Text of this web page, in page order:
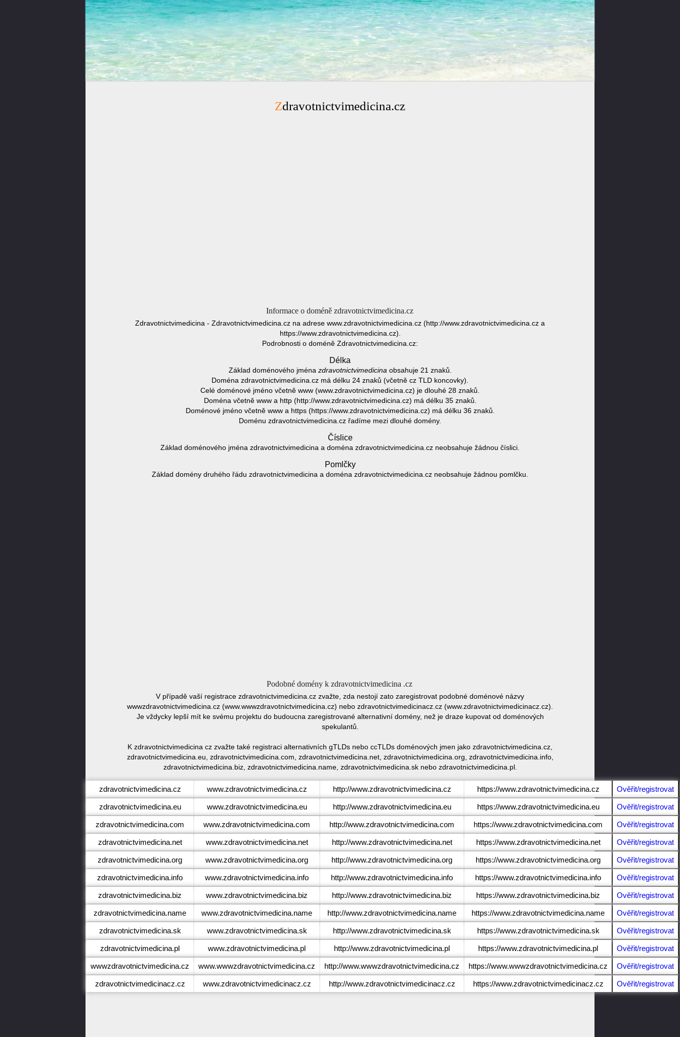
Zdravotnictvimedicina.cz
Informace o doméně zdravotnictvimedicina.cz
Zdravotnictvimedicina - Zdravotnictvimedicina.cz na adrese www.zdravotnictvimedicina.cz (http://www.zdravotnictvimedicina.cz a
https://www.zdravotnictvimedicina.cz).
Podrobnosti o doméně Zdravotnictvimedicina.cz:
Délka
Základ doménového jména zdravotnictvimedicina obsahuje 21 znaků.
Doména zdravotnictvimedicina.cz má délku 24 znaků (včetně cz TLD koncovky).
Celé doménové jméno včetně www (www.zdravotnictvimedicina.cz) je dlouhé 28 znaků.
Doména včetně www a http (http://www.zdravotnictvimedicina.cz) má délku 35 znaků.
Doménové jméno včetně www a https (https://www.zdravotnictvimedicina.cz) má délku 36 znaků.
Doménu zdravotnictvimedicina.cz řadíme mezi dlouhé domény.
Číslice
Základ doménového jména zdravotnictvimedicina a doména zdravotnictvimedicina.cz neobsahuje žádnou číslici.
Pomlčky
Základ domény druhého řádu zdravotnictvimedicina a doména zdravotnictvimedicina.cz neobsahuje žádnou pomlčku.
Podobné domény k zdravotnictvimedicina .cz
V případě vaší registrace zdravotnictvimedicina.cz zvažte, zda nestojí zato zaregistrovat podobné doménové názvy
wwwzdravotnictvimedicina.cz (www.wwwzdravotnictvimedicina.cz) nebo zdravotnictvimedicinacz.cz (www.zdravotnictvimedicinacz.cz).
Je vždycky lepší mít ke svému projektu do budoucna zaregistrované alternativní domény, než je draze kupovat od doménových
spekulantů.
K zdravotnictvimedicina cz zvažte také registraci alternativních gTLDs nebo ccTLDs doménových jmen jako zdravotnictvimedicina.cz,
zdravotnictvimedicina.eu, zdravotnictvimedicina.com, zdravotnictvimedicina.net, zdravotnictvimedicina.org, zdravotnictvimedicina.info,
zdravotnictvimedicina.biz, zdravotnictvimedicina.name, zdravotnictvimedicina.sk nebo zdravotnictvimedicina.pl.
zdravotnictvimedicina.cz www.zdravotnictvimedicina.cz http://www.zdravotnictvimedicina.cz https://www.zdravotnictvimedicina.cz Ověřit/registrovat
zdravotnictvimedicina.eu www.zdravotnictvimedicina.eu http://www.zdravotnictvimedicina.eu https://www.zdravotnictvimedicina.eu Ověřit/registrovat
zdravotnictvimedicina.com www.zdravotnictvimedicina.com http://www.zdravotnictvimedicina.com https://www.zdravotnictvimedicina.com Ověřit/registrovat
zdravotnictvimedicina.net www.zdravotnictvimedicina.net http://www.zdravotnictvimedicina.net https://www.zdravotnictvimedicina.net Ověřit/registrovat
zdravotnictvimedicina.org www.zdravotnictvimedicina.org http://www.zdravotnictvimedicina.org https://www.zdravotnictvimedicina.org Ověřit/registrovat
zdravotnictvimedicina.info www.zdravotnictvimedicina.info http://www.zdravotnictvimedicina.info https://www.zdravotnictvimedicina.info Ověřit/registrovat
zdravotnictvimedicina.biz www.zdravotnictvimedicina.biz http://www.zdravotnictvimedicina.biz https://www.zdravotnictvimedicina.biz Ověřit/registrovat
zdravotnictvimedicina.name www.zdravotnictvimedicina.name http://www.zdravotnictvimedicina.name https://www.zdravotnictvimedicina.name Ověřit/registrovat
zdravotnictvimedicina.sk www.zdravotnictvimedicina.sk http://www.zdravotnictvimedicina.sk https://www.zdravotnictvimedicina.sk Ověřit/registrovat
zdravotnictvimedicina.pl www.zdravotnictvimedicina.pl http://www.zdravotnictvimedicina.pl https://www.zdravotnictvimedicina.pl Ověřit/registrovat
wwwzdravotnictvimedicina.cz www.wwwzdravotnictvimedicina.cz http://www.wwwzdravotnictvimedicina.cz https://www.wwwzdravotnictvimedicina.cz Ověřit/registrovat
zdravotnictvimedicinacz.cz www.zdravotnictvimedicinacz.cz http://www.zdravotnictvimedicinacz.cz https://www.zdravotnictvimedicinacz.cz Ověřit/registrovat